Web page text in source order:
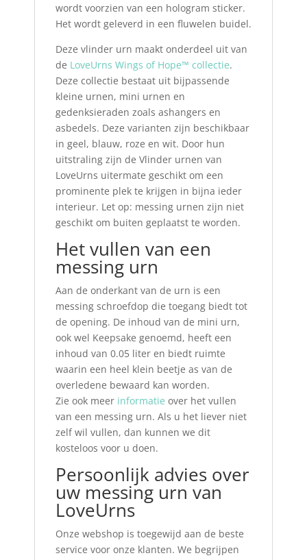
wordt voorzien van een hologram sticker.
Het wordt geleverd in een fluwelen buidel.
Deze vlinder urn maakt onderdeel uit van
de LoveUrns Wings of Hope™ collectie.
Deze collectie bestaat uit bijpassende
kleine urnen, mini urnen en
gedenksieraden zoals ashangers en
asbedels. Deze varianten zijn beschikbaar
in geel, blauw, roze en wit. Door hun
uitstraling zijn de Vlinder urnen van
LoveUrns uitermate geschikt om een
prominente plek te krijgen in bijna ieder
interieur. Let op: messing urnen zijn niet
geschikt om buiten geplaatst te worden.
Het vullen van een
messing urn
Aan de onderkant van de urn is een
messing schroefdop die toegang biedt tot
de opening. De inhoud van de mini urn,
ook wel Keepsake genoemd, heeft een
inhoud van 0.05 liter en biedt ruimte
waarin een heel klein beetje as van de
overledene bewaard kan worden.
Zie ook meer informatie over het vullen
van een messing urn. Als u het liever niet
zelf wil vullen, dan kunnen we dit
kosteloos voor u doen.
Persoonlijk advies over
uw messing urn van
LoveUrns
Onze webshop is toegewijd aan de beste
service voor onze klanten. We begrijpen